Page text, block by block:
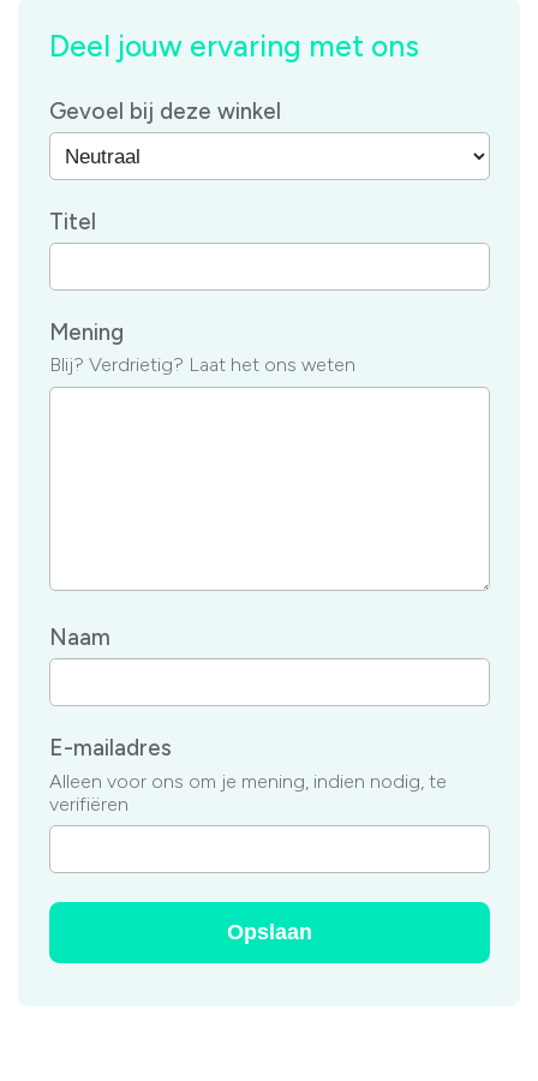
Deel jouw ervaring met ons
Gevoel bij deze winkel
Titel
Mening
Blij? Verdrietig? Laat het ons weten
Naam
E-mailadres
Alleen voor ons om je mening, indien nodig, te
verifiëren